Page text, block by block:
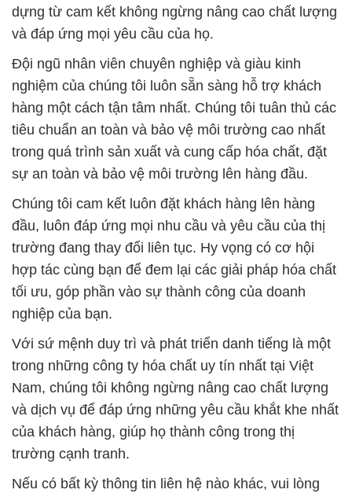
dựng từ cam kết không ngừng nâng cao chất lượng
và đáp ứng mọi yêu cầu của họ.
Đội ngũ nhân viên chuyên nghiệp và giàu kinh
nghiệm của chúng tôi luôn sẵn sàng hỗ trợ khách
hàng một cách tận tâm nhất. Chúng tôi tuân thủ các
tiêu chuẩn an toàn và bảo vệ môi trường cao nhất
trong quá trình sản xuất và cung cấp hóa chất, đặt
sự an toàn và bảo vệ môi trường lên hàng đầu.
Chúng tôi cam kết luôn đặt khách hàng lên hàng
đầu, luôn đáp ứng mọi nhu cầu và yêu cầu của thị
trường đang thay đổi liên tục. Hy vọng có cơ hội
hợp tác cùng bạn để đem lại các giải pháp hóa chất
tối ưu, góp phần vào sự thành công của doanh
nghiệp của bạn.
Với sứ mệnh duy trì và phát triển danh tiếng là một
trong những công ty hóa chất uy tín nhất tại Việt
Nam, chúng tôi không ngừng nâng cao chất lượng
và dịch vụ để đáp ứng những yêu cầu khắt khe nhất
của khách hàng, giúp họ thành công trong thị
trường cạnh tranh.
Nếu có bất kỳ thông tin liên hệ nào khác, vui lòng